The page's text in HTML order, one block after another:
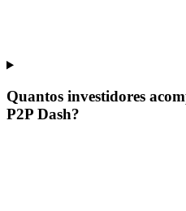
Quantos investidores
P2P Dash?